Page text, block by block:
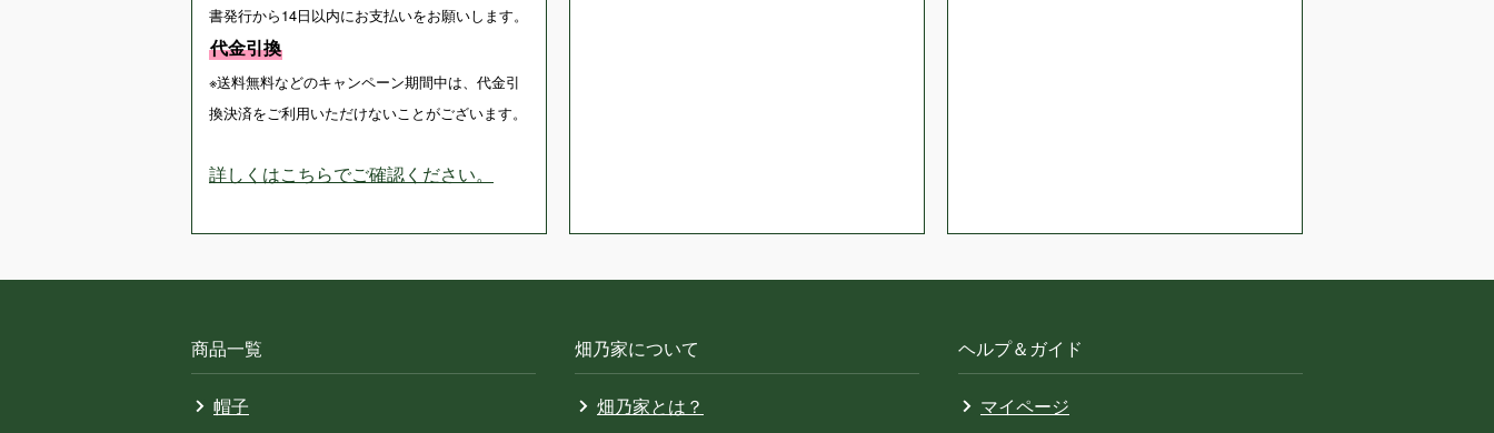
書発行から14日以内にお支払いをお願いします。
代金引換
※送料無料などのキャンペーン期間中は、代金引
換決済をご利用いただけないことがございます。
詳しくはこちらでご確認ください。
商品一覧
帽子
畑乃家について
畑乃家とは？
ヘルプ＆ガイド
マイページ